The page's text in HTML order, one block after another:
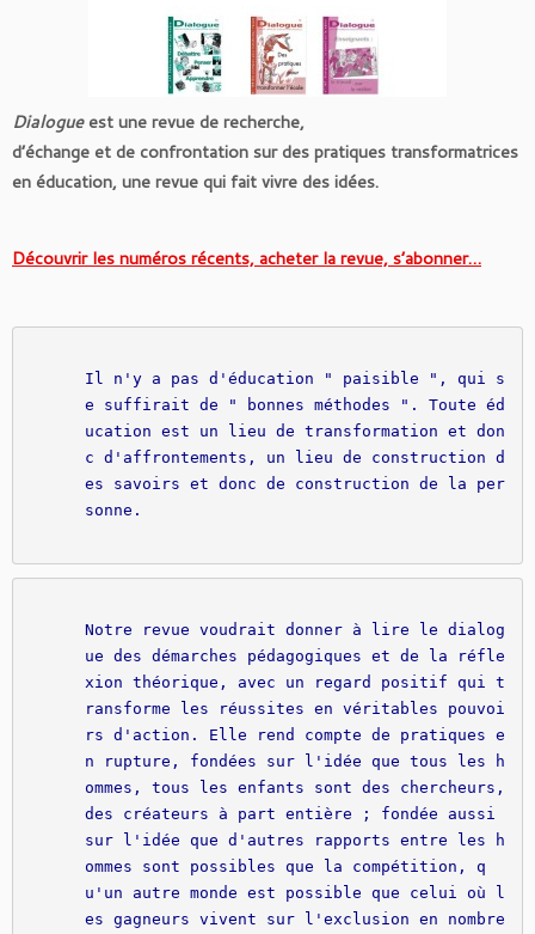
Dialogueest une revue de recherche,
d’échange et de confrontation sur des pratiques transformatrices
en éducation, une revue qui fait vivre des idées.
Découvrir les numéros récents, acheter la revue, s’abonner…
Il n'y a pas d'éducation " paisible ", qui s
e suffirait de " bonnes méthodes ". Toute éd
ucation est un lieu de transformation et don
c d'affrontements, un lieu de construction d
es savoirs et donc de construction de la per
sonne.
Notre revue voudrait donner à lire le dialog
ue des démarches pédagogiques et de la réfle
xion théorique, avec un regard positif qui t
ransforme les réussites en véritables pouvoi
rs d'action. Elle rend compte de pratiques e
n rupture, fondées sur l'idée que tous les h
ommes, tous les enfants sont des chercheurs,
des créateurs à part entière ; fondée aussi
sur l'idée que d'autres rapports entre les h
ommes sont possibles que la compétition, q
u'un autre monde est possible que celui où l
es gagneurs vivent sur l'exclusion en nombre